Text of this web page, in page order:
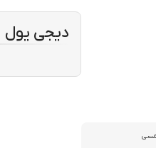
دیجی یول